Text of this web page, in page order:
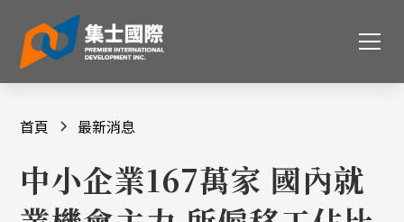
首頁 最新消息
中小企業167萬家 國內就